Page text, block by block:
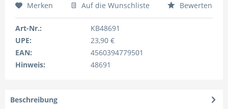
Merken Auf die Wunschliste Bewerten
Art-Nr.:
KB48691
UPE:
23,90 €
EAN:
4560394779501
Hinweis:
48691
Beschreibung